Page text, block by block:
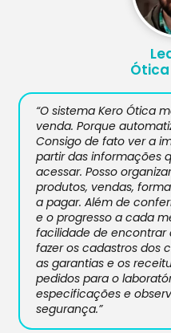
Ótica
“O sistema Kero Ótica
venda. Porque
Consigo de fato ver a
partir das informações
acessar. Posso
produtos, vendas,
a pagar. Além de
e o progresso a cada
facilidade de encontrar
fazer os cadastros dos
as garantias e os
pedidos para o
especificações e
segurança.”